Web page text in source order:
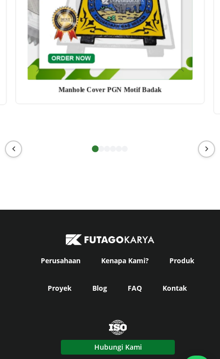
Manhole Cover PGN Motif Badak
Perusahaan Kenapa Kami? Produk
Proyek Blog FAQ Kontak
Hubungi Kami